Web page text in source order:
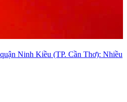
Ninh Kiều (TP. Cần Thơ): Nhiều